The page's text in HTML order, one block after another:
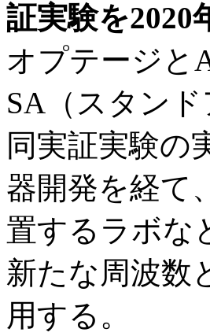
証実験を
オプテージと
SA（スタン
同実証実験の
器開発を経て
置するラボな
新たな周波数
用する。